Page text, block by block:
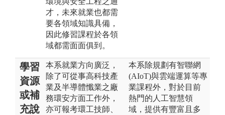
才，未來就業也都需
要各領域知識具備，
因此修習課程於各領
域都需面面俱到。
學習
資源
或補
充說
本系就業方向廣泛，
除了可從事高科技產
業及半導體懺業之廠
務環安方面工作外，
亦可報考環工技師、
本系除規劃有智聯網
(AIoT)與雲端運算等專
業課程外，對於目前
熱門的人工智慧領
域，提供有豐富且多